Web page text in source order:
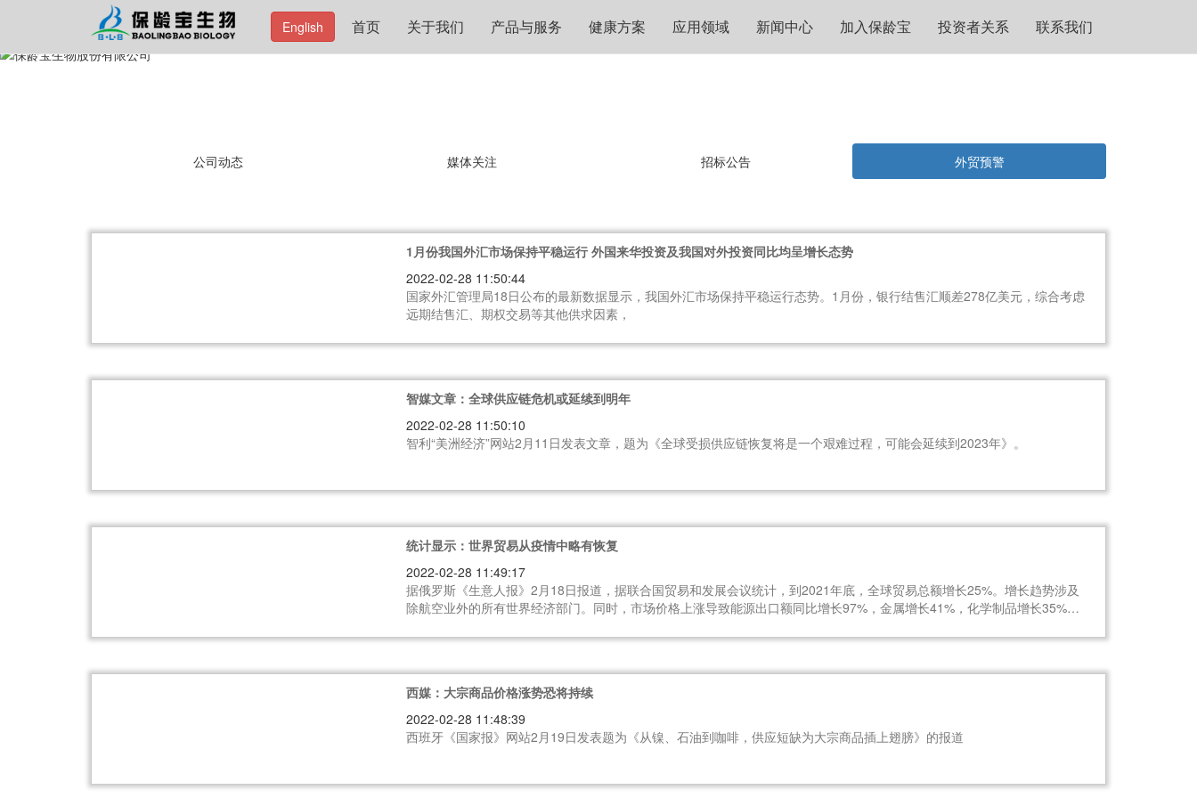
English 首页 关于我们 产品与服务 健康方案 应用领域 新闻中心 加入保龄宝 投资者关系 联系我们
公司动态 媒体关注 招标公告 外贸预警
1月份我国外汇市场保持平稳运行 外国来华投资及我国对外投资同比均呈增长态势
2022-02-28 11:50:44
国家外汇管理局18日公布的最新数据显示，我国外汇市场保持平稳运行态势。1月份，银行结售汇顺差278亿美元，综合考虑
远期结售汇、期权交易等其他供求因素，
智媒文章：全球供应链危机或延续到明年
2022-02-28 11:50:10
智利“美洲经济”网站2月11日发表文章，题为《全球受损供应链恢复将是一个艰难过程，可能会延续到2023年》。
统计显示：世界贸易从疫情中略有恢复
2022-02-28 11:49:17
据俄罗斯《生意人报》2月18日报道，据联合国贸易和发展会议统计，到2021年底，全球贸易总额增长25%。增长趋势涉及
除航空业外的所有世界经济部门。同时，市场价格上涨导致能源出口额同比增长97%，金属增长41%，化学制品增长35%，
西媒：大宗商品价格涨势恐将持续
2022-02-28 11:48:39
西班牙《国家报》网站2月19日发表题为《从镍、石油到咖啡，供应短缺为大宗商品插上翅膀》的报道